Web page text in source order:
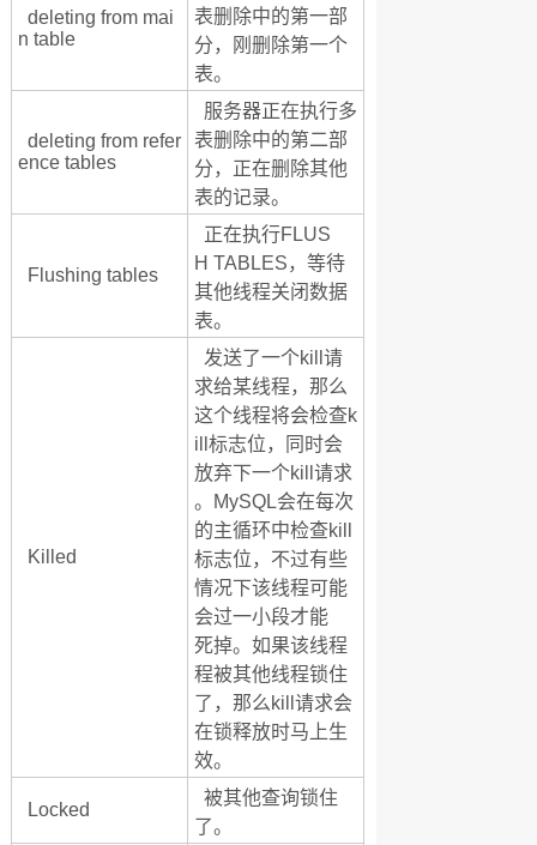
deleting from mai
n table
表删除中的第一部
分，刚删除第一个
表。
deleting from refer
ence tables
服务器正在执行多
表删除中的第二部
分，正在删除其他
表的记录。
Flushing tables
正在执行FLUS
H TABLES，等待
其他线程关闭数据
表。
Killed
发送了一个kill请
求给某线程，那么
这个线程将会检查k
ill标志位，同时会
放弃下一个kill请求
。MySQL会在每次
的主循环中检查kill
标志位，不过有些
情况下该线程可能
会过一小段才能
死掉。如果该线程
程被其他线程锁住
了，那么kill请求会
在锁释放时马上生
效。
Locked
被其他查询锁住
了。